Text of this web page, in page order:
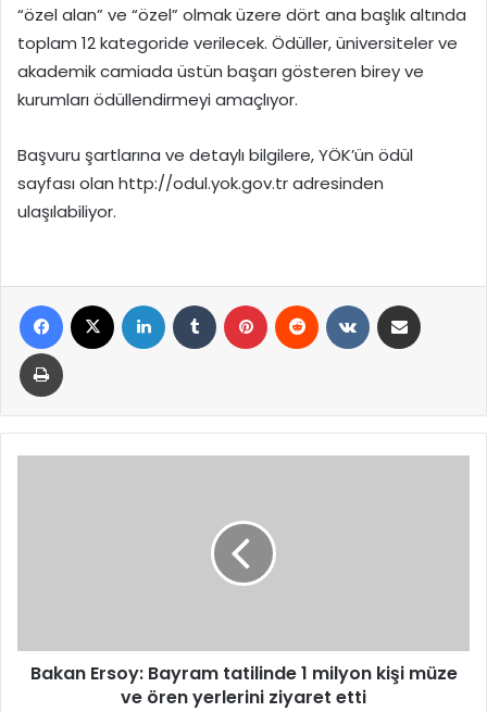
“özel alan” ve “özel” olmak üzere dört ana başlık altında
toplam 12 kategoride verilecek. Ödüller, üniversiteler ve
akademik camiada üstün başarı gösteren birey ve
kurumları ödüllendirmeyi amaçlıyor.
Başvuru şartlarına ve detaylı bilgilere, YÖK’ün ödül
sayfası olan http://odul.yok.gov.tr adresinden
ulaşılabiliyor.
Facebook LinkedIn Tumblr Pinterest Reddit VKontakte
Yazdır
ve
ören
Bakan Ersoy: Bayram tatilinde 1 milyon kişi müze
ve ören yerlerini ziyaret etti